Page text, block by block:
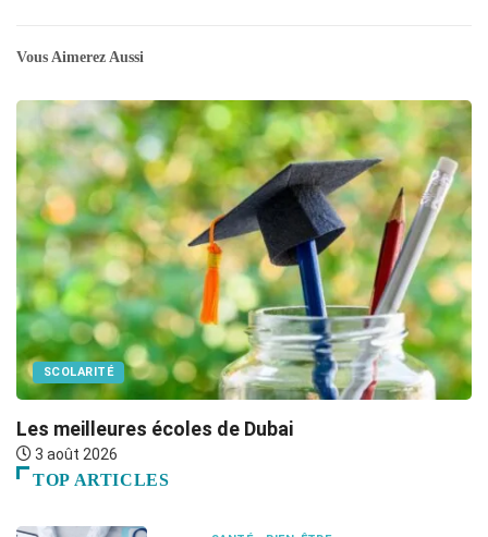
Vous Aimerez Aussi
SCOLARITÉ
Les meilleures écoles de Dubai
3 août 2026
TOP ARTICLES